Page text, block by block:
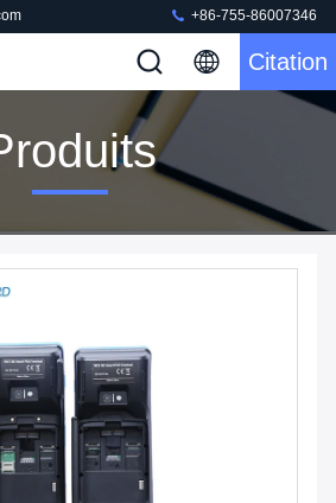
+86-755-86007346
Citation